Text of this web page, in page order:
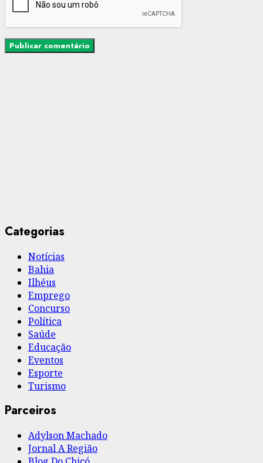
Categorias
Notícias
Bahia
Ilhéus
Emprego
Concurso
Política
Saúde
Educação
Eventos
Esporte
Turismo
Parceiros
Adylson Machado
Jornal A Região